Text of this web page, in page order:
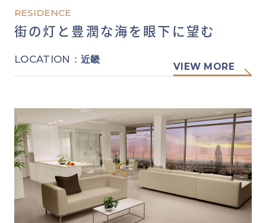
RESIDENCE
街の灯と豊潤な海を眼下に望む
LOCATION： 近畿
VIEW MORE